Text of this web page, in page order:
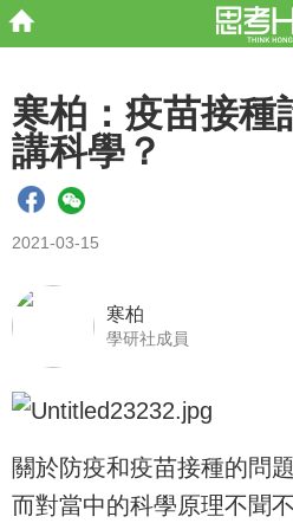
寒柏：疫苗接種
講科學？
2021-03-15
寒柏
學研社成員
關於防疫和疫苗接種的問
而對當中的科學原理不聞